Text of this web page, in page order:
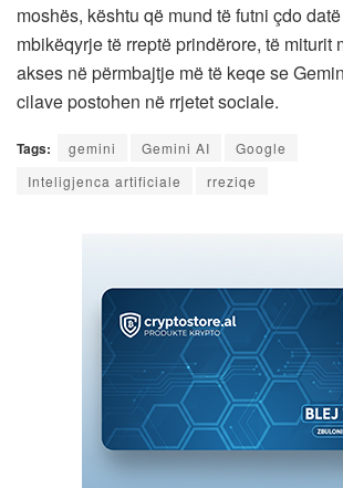
moshës, kështu që mund të futni çdo
mbikëqyrje të rreptë prindërore, të miturit
akses në përmbajtje më të keqe se
cilave postohen në rrjetet sociale.
Tags: gemini Gemini AI
Google
Inteligjenca artificiale
rreziqe